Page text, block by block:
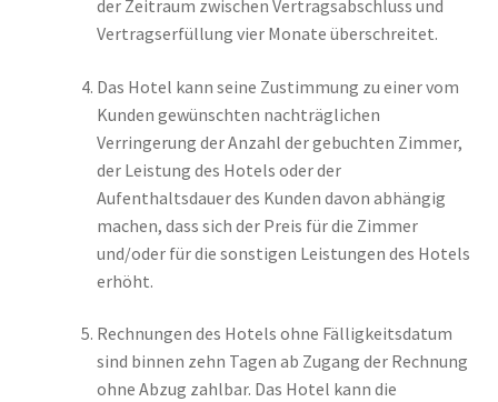
der Zeitraum zwischen Vertragsabschluss und
Vertragserfüllung vier Monate überschreitet.
Das Hotel kann seine Zustimmung zu einer vom
Kunden gewünschten nachträglichen
Verringerung der Anzahl der gebuchten Zimmer,
der Leistung des Hotels oder der
Aufenthaltsdauer des Kunden davon abhängig
machen, dass sich der Preis für die Zimmer
und/oder für die sonstigen Leistungen des Hotels
erhöht.
Rechnungen des Hotels ohne Fälligkeitsdatum
sind binnen zehn Tagen ab Zugang der Rechnung
ohne Abzug zahlbar. Das Hotel kann die